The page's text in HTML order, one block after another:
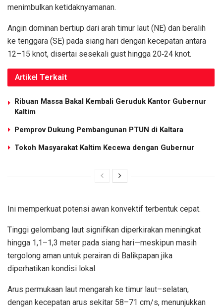
menimbulkan ketidaknyamanan.
Angin dominan bertiup dari arah timur laut (NE) dan beralih
ke tenggara (SE) pada siang hari dengan kecepatan antara
12–15 knot, disertai sesekali gust hingga 20‑24 knot.
Artikel Terkait
Ribuan Massa Bakal Kembali Geruduk Kantor Gubernur
Kaltim
Pemprov Dukung Pembangunan PTUN di Kaltara
Tokoh Masyarakat Kaltim Kecewa dengan Gubernur
Ini memperkuat potensi awan konvektif terbentuk cepat.
Tinggi gelombang laut signifikan diperkirakan meningkat
hingga 1,1–1,3 meter pada siang hari—meskipun masih
tergolong aman untuk perairan di Balikpapan jika
diperhatikan kondisi lokal.
Arus permukaan laut mengarah ke timur laut–selatan,
dengan kecepatan arus sekitar 58–71 cm/s, menunjukkan